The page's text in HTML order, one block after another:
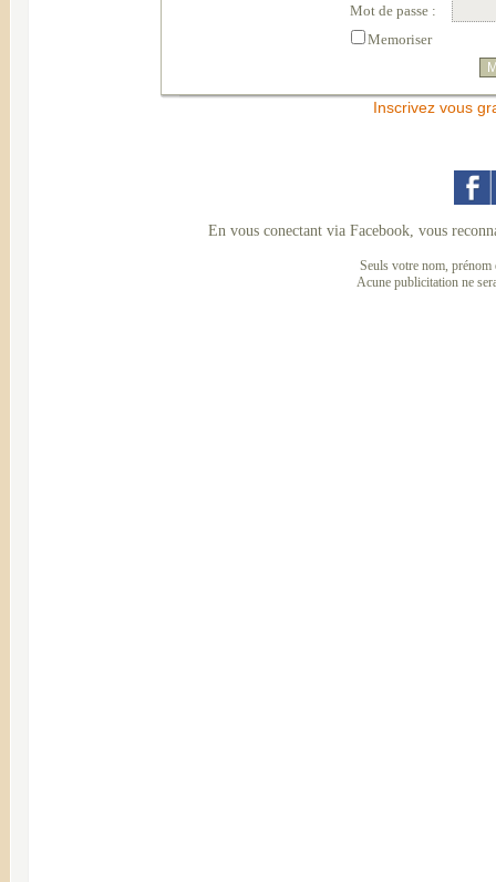
Mot de passe :
Memoriser
Inscrivez vous
En vous conectant via Facebook, vous
Seuls votre nom, prénom
Acune publicitation ne